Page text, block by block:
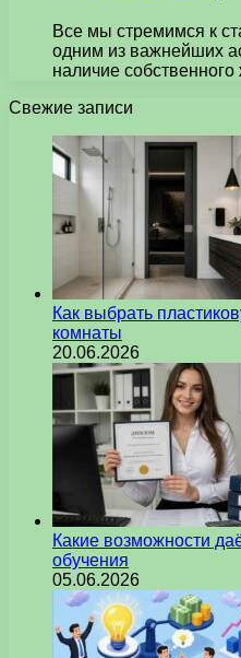
Все мы стремимся к
одним из важнейших
наличие
Свежие записи
Как выбрать
комнаты
20.06.2026
Какие возможности
обучения
05.06.2026